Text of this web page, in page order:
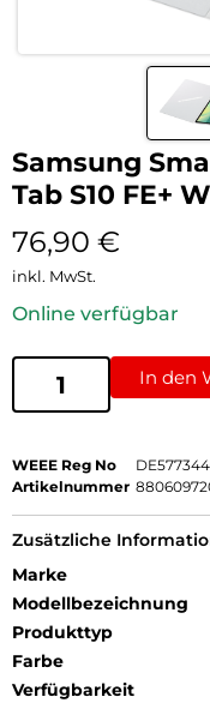
Samsung
Tab S10 FE+
76,90 €
inkl. MwSt.
Online verfügbar
In den
WEEE Reg No
Artikelnummer
Zusätzliche
Marke
Modellbezeichnung
Produkttyp
Farbe
Verfügbarkeit